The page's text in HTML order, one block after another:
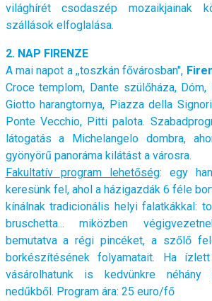
világhírét csodaszép mozaikjainak
szállások elfoglalása.
2. NAP FIRENZE
A mai napot a ,,toszkán fővárosban",
Croce templom, Dante szülőháza,
Giotto harangtornya, Piazza della
Ponte Vecchio, Pitti palota.
látogatás a Michelangelo dombra,
gyönyörű panoráma kilátást a városra.
Fakultatív program lehetőség: egy
keresünk fel, ahol a házigazdák 6 féle
kínálnak tradicionális helyi falatkákkal:
bruschetta... miközben
bemutatva a régi pincéket, a szőlő
borkészítésének folyamatait. Ha
vásárolhatunk is kedvünkre
nedűkből. Program ára: 25 euro/fő